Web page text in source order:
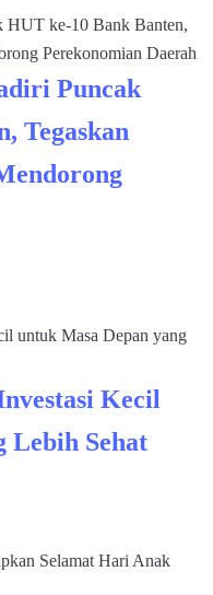
Puncak
Tegaskan
Kecil
Lebih Sehat